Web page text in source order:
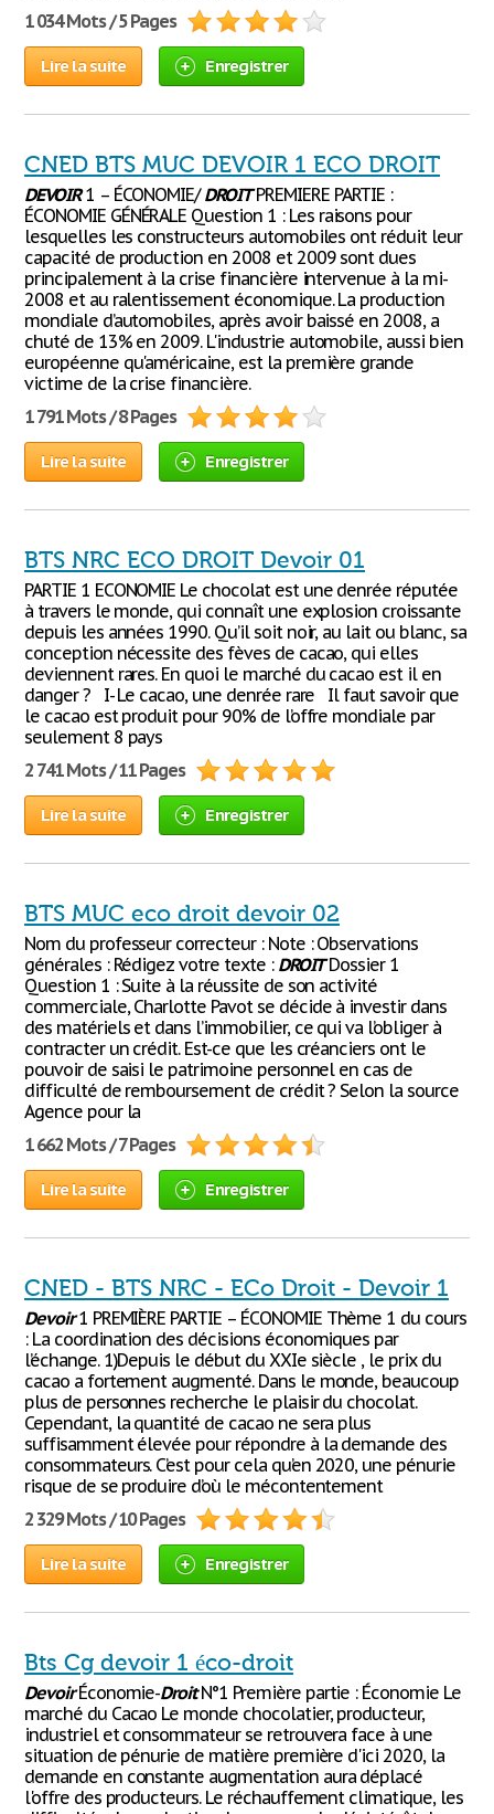
1 034 Mots / 5 Pages
Lire la suite Enregistrer
CNED BTS MUC DEVOIR 1 ECO DROIT
DEVOIR1 – ÉCONOMIE/DROITPREMIERE PARTIE :
ÉCONOMIE GÉNÉRALE Question 1 : Les raisons pour
lesquelles les constructeurs automobiles ont réduit leur
capacité de production en 2008 et 2009 sont dues
principalement à la crise financière intervenue à la mi-
2008 et au ralentissement économique. La production
mondiale d’automobiles, après avoir baissé en 2008, a
chuté de 13% en 2009. L'industrie automobile, aussi bien
européenne qu'américaine, est la première grande
victime de la crise financière.
1 791 Mots / 8 Pages
Lire la suite Enregistrer
BTS NRC ECO DROIT Devoir 01
PARTIE 1 ECONOMIE Le chocolat est une denrée réputée
à travers le monde, qui connaît une explosion croissante
depuis les années 1990. Qu’il soit noir, au lait ou blanc, sa
conception nécessite des fèves de cacao, qui elles
deviennent rares. En quoi le marché du cacao est il en
danger ? I- Le cacao, une denrée rare Il faut savoir que
le cacao est produit pour 90% de l’offre mondiale par
seulement 8 pays
2 741 Mots / 11 Pages
Lire la suite Enregistrer
BTS MUC eco droit devoir 02
Nom du professeur correcteur : Note : Observations
générales : Rédigez votre texte : DROITDossier 1
Question 1 : Suite à la réussite de son activité
commerciale, Charlotte Pavot se décide à investir dans
des matériels et dans l’immobilier, ce qui va l’obliger à
contracter un crédit. Est-ce que les créanciers ont le
pouvoir de saisi le patrimoine personnel en cas de
difficulté de remboursement de crédit ? Selon la source
Agence pour la
1 662 Mots / 7 Pages
Lire la suite Enregistrer
CNED - BTS NRC - ECo Droit - Devoir 1
Devoir1 PREMIÈRE PARTIE – ÉCONOMIE Thème 1 du cours
: La coordination des décisions économiques par
l’échange. 1)Depuis le début du XXIe siècle , le prix du
cacao a fortement augmenté. Dans le monde, beaucoup
plus de personnes recherche le plaisir du chocolat.
Cependant, la quantité de cacao ne sera plus
suffisamment élevée pour répondre à la demande des
consommateurs. C’est pour cela qu’en 2020, une pénurie
risque de se produire d’où le mécontentement
2 329 Mots / 10 Pages
Lire la suite Enregistrer
Bts Cg devoir 1 éco-droit
DevoirÉconomie-DroitN°1 Première partie : Économie Le
marché du Cacao Le monde chocolatier, producteur,
industriel et consommateur se retrouvera face à une
situation de pénurie de matière première d'ici 2020, la
demande en constante augmentation aura déplacé
l'offre des producteurs. Le réchauffement climatique, les